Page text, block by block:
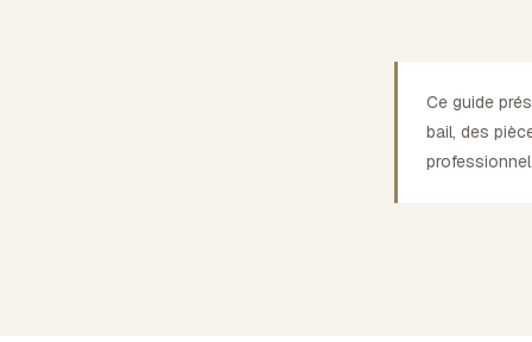
Ce guide
bail, des